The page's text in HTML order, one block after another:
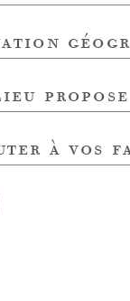
à vos